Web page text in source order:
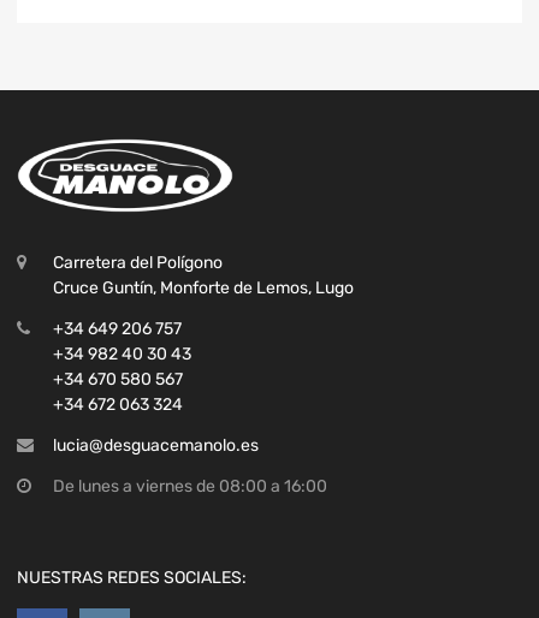
Carretera del Polígono
Cruce Guntín, Monforte de Lemos, Lugo
+34 649 206 757
+34 982 40 30 43
+34 670 580 567
+34 672 063 324
lucia@desguacemanolo.es
De lunes a viernes de 08:00 a 16:00
NUESTRAS REDES SOCIALES: